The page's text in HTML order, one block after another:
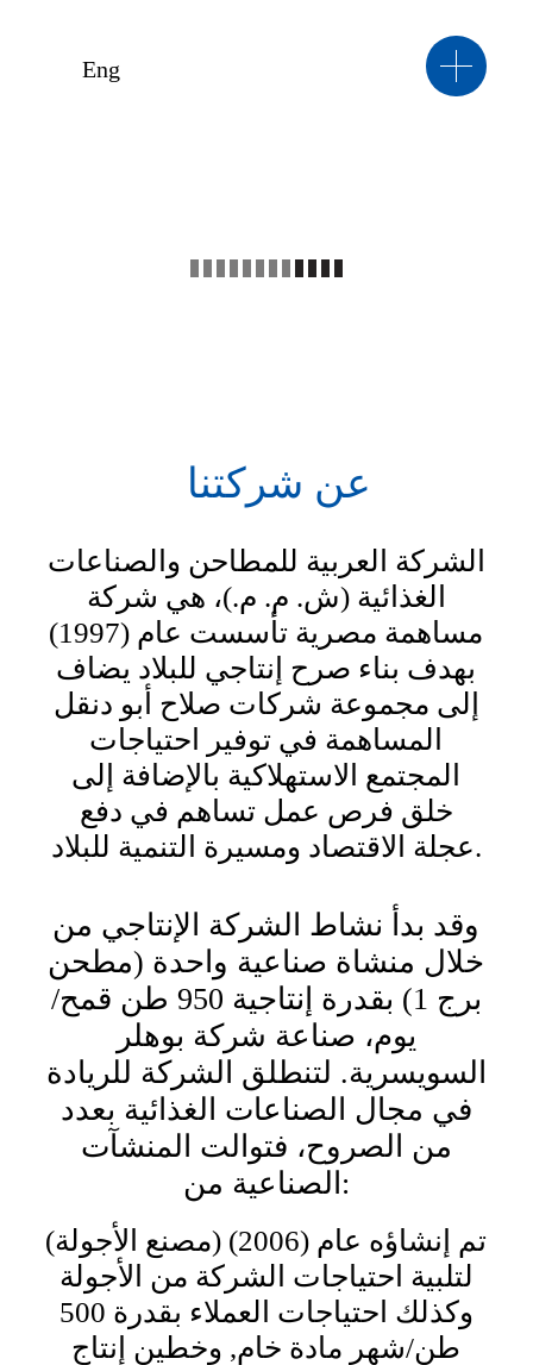
Eng
عن شركتنا
الشركة العربية للمطاحن والصناعات
الغذائية (ش. م. م.)، هي شركة
مساهمة مصرية تأسست عام (1997)
بهدف بناء صرح إنتاجي للبلاد يضاف
إلى مجموعة شركات صلاح أبو دنقل
المساهمة في توفير احتياجات
المجتمع الاستهلاكية بالإضافة إلى
خلق فرص عمل تساهم في دفع
عجلة الاقتصاد ومسيرة التنمية للبلاد.
وقد بدأ نشاط الشركة الإنتاجي من
خلال منشاة صناعية واحدة (مطحن
برج 1) بقدرة إنتاجية 950 طن قمح/
يوم، صناعة شركة بوهلر
السويسرية. لتنطلق الشركة للريادة
في مجال الصناعات الغذائية بعدد
من الصروح، فتوالت المنشآت
الصناعية من:
(مصنع الأجولة) تم إنشاؤه عام (2006)
لتلبية احتياجات الشركة من الأجولة
وكذلك احتياجات العملاء بقدرة 500
طن/شهر مادة خام, وخطين إنتاج